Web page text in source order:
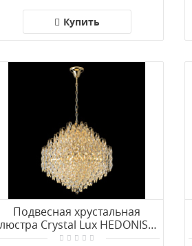
Купить
Подвесная хрустальная
люстра Crystal Lux HEDONIST
SP16